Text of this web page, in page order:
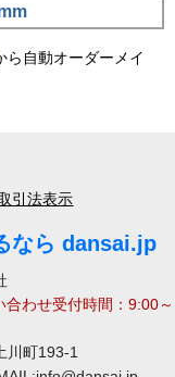
ら自動オーダーメイ
引法表示
なら dansai.jp
わせ受付時間：9:00～
川町193-1